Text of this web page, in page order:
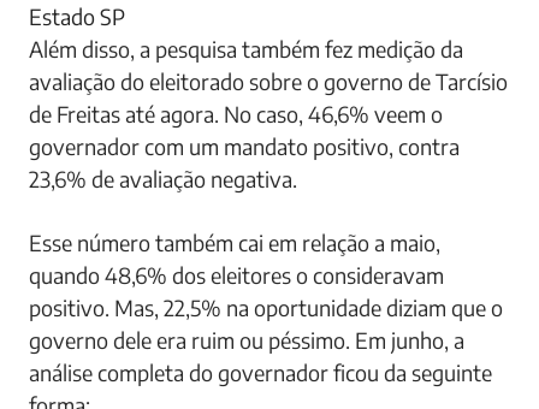
Estado SP
Além disso, a pesquisa também fez medição da
avaliação do eleitorado sobre o governo de Tarcísio
de Freitas até agora. No caso, 46,6% veem o
governador com um mandato positivo, contra
23,6% de avaliação negativa.
Esse número também cai em relação a maio,
quando 48,6% dos eleitores o consideravam
positivo. Mas, 22,5% na oportunidade diziam que o
governo dele era ruim ou péssimo. Em junho, a
análise completa do governador ficou da seguinte